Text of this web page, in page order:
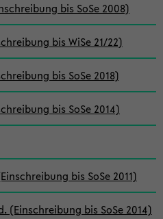
bis SoSe 2008)
bis WiSe 21/22)
bis SoSe 2018)
bis SoSe 2014)
bis SoSe 2011)
(Einschreibung bis SoSe 2014)